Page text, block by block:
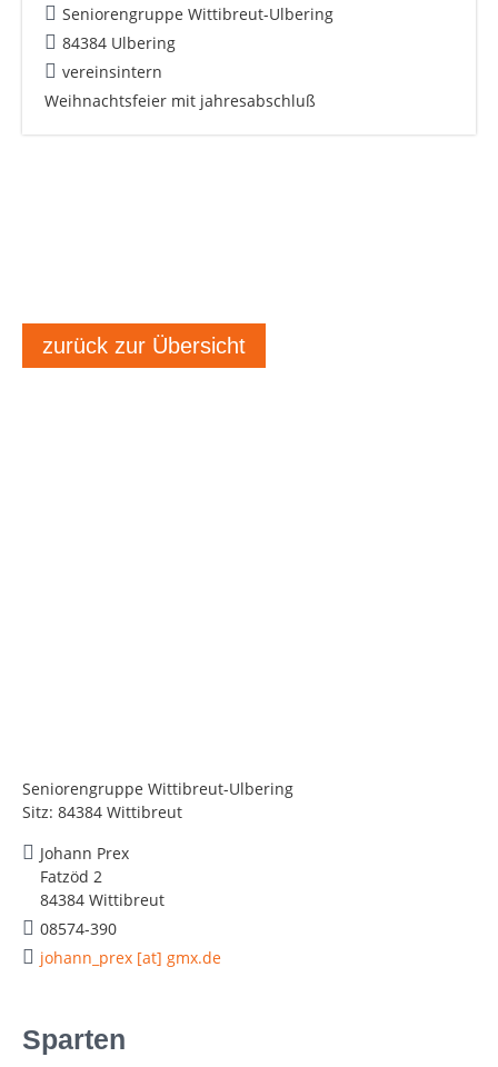
Seniorengruppe Wittibreut-Ulbering
Sitz: 84384 Wittibreut
Johann Prex
Fatzöd 2
84384 Wittibreut
08574-390
johann_prex [at] gmx.de
Sparten
Seniorengruppe Wittibreut-Ulbering
84384 Ulbering
vereinsintern
Weihnachtsfeier mit jahresabschluß
zurück zur Übersicht